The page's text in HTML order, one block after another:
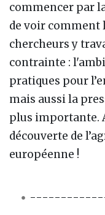
commencer par
de voir comment
chercheurs y
contrainte :
pratiques pour
mais aussi la
plus importante.
découverte de
européenne !